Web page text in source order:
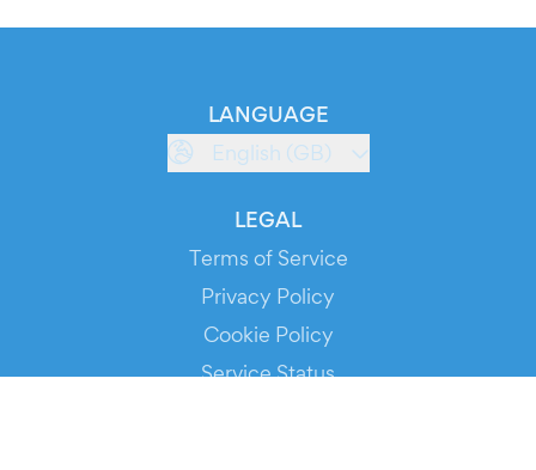
LANGUAGE
English (GB)
LEGAL
Terms of Service
Privacy Policy
Cookie Policy
Service Status